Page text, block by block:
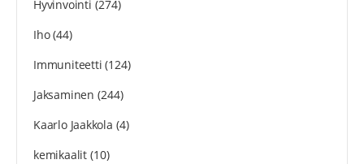
Hyvinvointi (274)
Iho(44)
Immuniteetti (124)
Jaksaminen (244)
Kaarlo Jaakkola (4)
kemikaalit(10)